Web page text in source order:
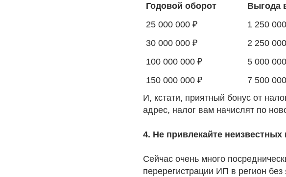
Годовой оборот
Выгода
25 000 000 ₽
1 250
30 000 000 ₽
2 250
100 000 000 ₽
5 000
150 000 000 ₽
7 500
И, кстати, приятный бонус от
адрес, налог вам начислят по
4. Не привлекайте
Сейчас очень много
перерегистрации ИП в регион